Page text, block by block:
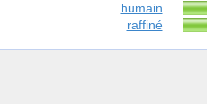
humain
raffiné